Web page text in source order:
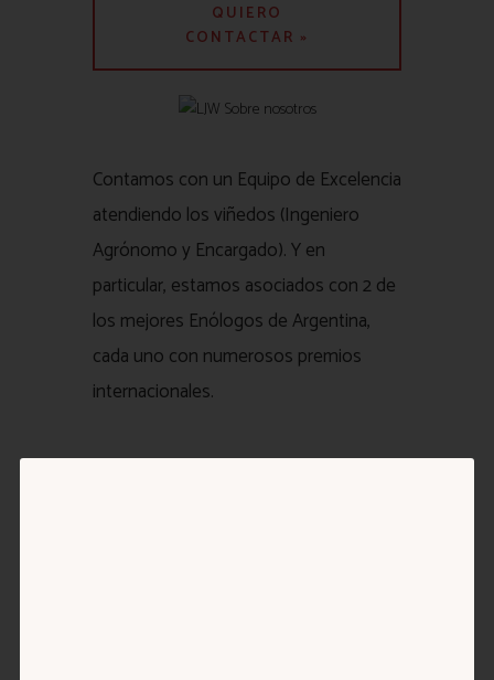
QUIERO
CONTACTAR »
Contamos con un Equipo de Excelencia
atendiendo los viñedos (Ingeniero
Agrónomo y Encargado). Y en
particular, estamos asociados con 2 de
los mejores Enólogos de Argentina,
cada uno con numerosos premios
internacionales.